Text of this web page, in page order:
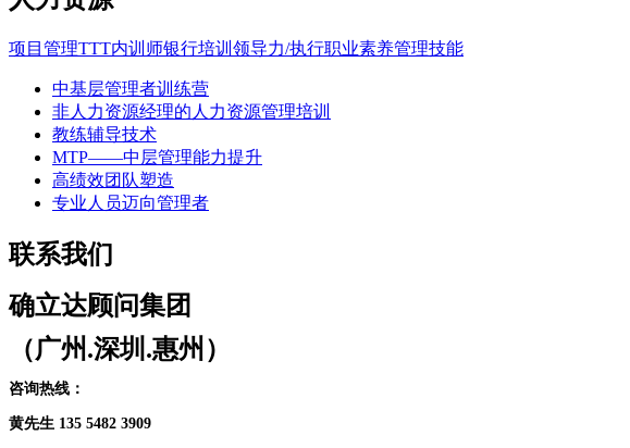
项目管理TTT内训师银行培训 领导力/执行职业素养管理技能
中基层管理者训练营
非人力资源经理的人力资源管理培训
教练辅导技术
MTP——中层管理能力提升
高绩效团队塑造
专业人员迈向管理者
联系我们
确立达顾问集团
（广州.深圳.惠州）
咨询热线：
黄先生 135 5482 3909